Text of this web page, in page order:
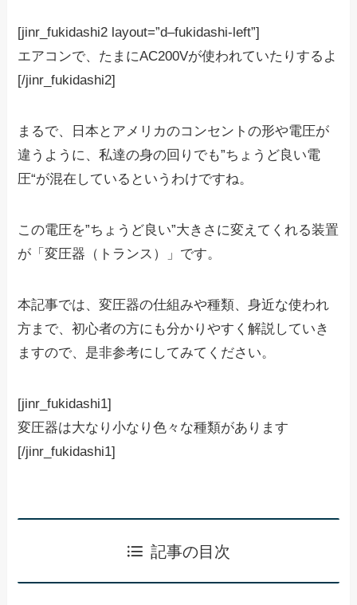
[jinr_fukidashi2 layout=”d–fukidashi-left”]
エアコンで、たまにAC200Vが使われていたりするよ
[/jinr_fukidashi2]
まるで、日本とアメリカのコンセントの形や電圧が
違うように、私達の身の回りでも”ちょうど良い電
圧“が混在しているというわけですね。
この電圧を”ちょうど良い”大きさに変えてくれる装置
が「変圧器（トランス） 」です。
本記事では、変圧器の仕組みや種類、身近な使われ
方まで、初心者の方にも分かりやすく解説していき
ますので、是非参考にしてみてください。
[jinr_fukidashi1]
変圧器は大なり小なり色々な種類があります
[/jinr_fukidashi1]
記事の目次